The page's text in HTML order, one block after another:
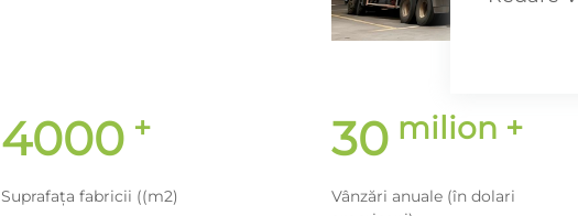
4000 +
Suprafața fabricii ((m2)
30 milion +
Vânzări anuale (în dolari